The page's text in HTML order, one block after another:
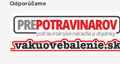
Odporúčame